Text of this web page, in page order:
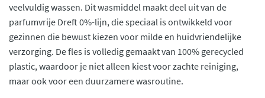
veelvuldig wassen. Dit wasmiddel maakt deel uit van de
parfumvrije Dreft 0%-lijn, die speciaal is ontwikkeld voor
gezinnen die bewust kiezen voor milde en huidvriendelijke
verzorging. De fles is volledig gemaakt van 100% gerecycled
plastic, waardoor je niet alleen kiest voor zachte reiniging,
maar ook voor een duurzamere wasroutine.